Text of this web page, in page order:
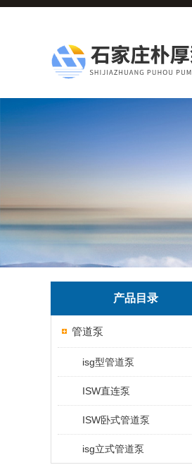
产品目录
管道泵
isg型管道泵
ISW直连泵
ISW卧式管道泵
isg立式管道泵